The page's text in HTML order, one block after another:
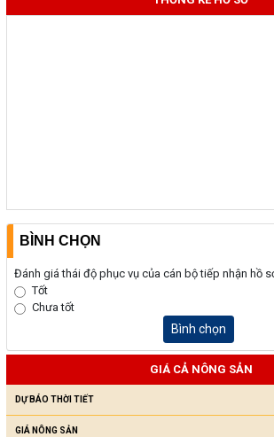
BÌNH CHỌN
Đánh giá thái độ phục vụ của cán bộ tiếp nhận hồ
Tốt
Chưa tốt
Bình chọn
GIÁ CẢ NÔNG SẢN
DỰ BÁO THỜI TIẾT
GIÁ NÔNG SẢN